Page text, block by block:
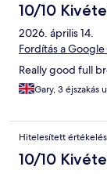
10/10
2026. április 14.
Fordítás a
Really good full
Gary, 3 éjszakás
Hitelesített értékelés
10/10